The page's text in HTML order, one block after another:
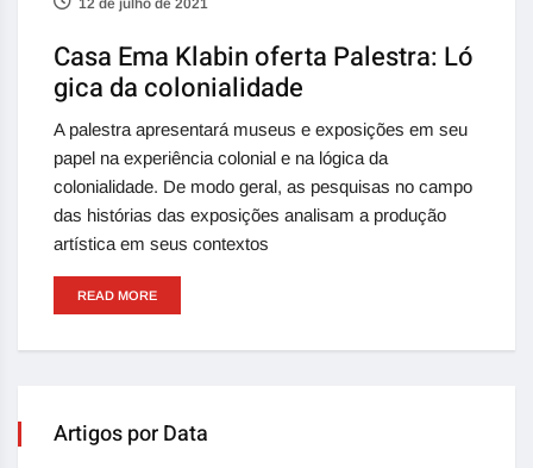
Casa Ema Klabin oferta Palestra: Ló
gica da colonialidade
A palestra apresentará museus e exposições em seu
papel na experiência colonial e na lógica da
colonialidade. De modo geral, as pesquisas no campo
das histórias das exposições analisam a produção
artística em seus contextos
READ MORE
Artigos por Data